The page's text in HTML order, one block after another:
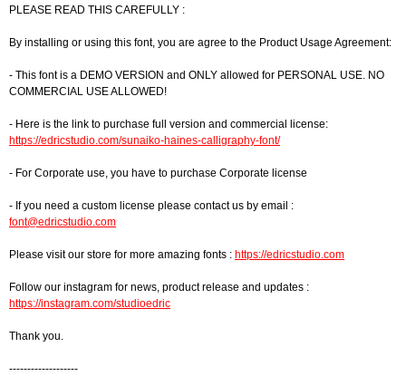
PLEASE READ THIS CAREFULLY :
By installing or using this font, you are agree to the Product Usage Agreement:
- This font is a DEMO VERSION and ONLY allowed for PERSONAL USE. NO
COMMERCIAL USE ALLOWED!
- Here is the link to purchase full version and commercial license:
https://edricstudio.com/sunaiko-haines-calligraphy-font/
- For Corporate use, you have to purchase Corporate license
- If you need a custom license please contact us by email :
font@edricstudio.com
Please visit our store for more amazing fonts : https://edricstudio.com
Follow our instagram for news, product release and updates :
https://instagram.com/studioedric
Thank you.
-------------------